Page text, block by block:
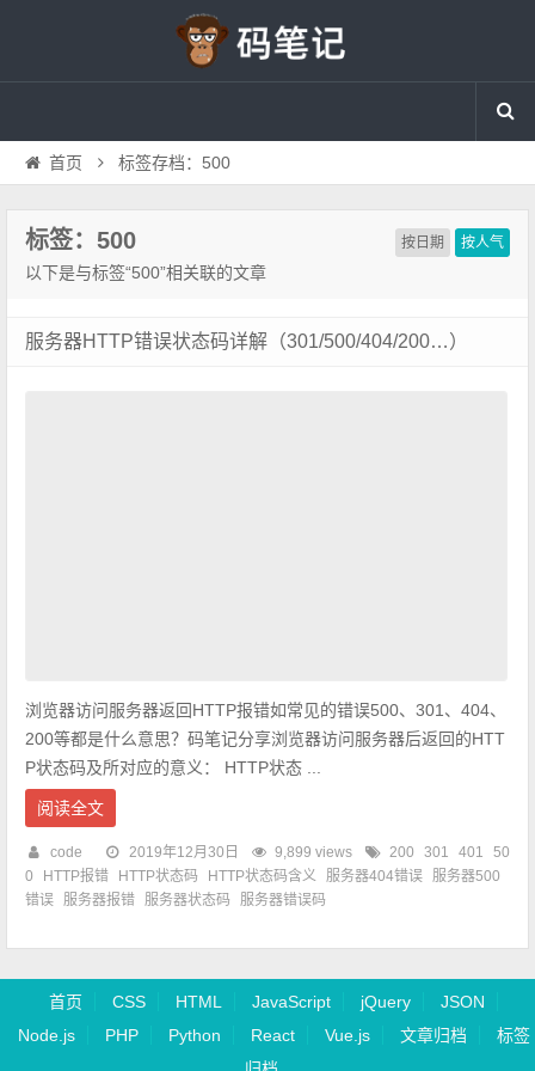
首页 标签存档：500
按日期 按人气
标签：500
以下是与标签“500”相关联的文章
服务器HTTP错误状态码详解（301/500/404/200…）
浏览器访问服务器返回HTTP报错如常见的错误500、301、404、
200等都是什么意思？码笔记分享浏览器访问服务器后返回的HTT
P状态码及所对应的意义： HTTP状态 ...
阅读全文
code 2019年12月30日 9,899 views 200 301 401
50
0
HTTP报错 HTTP状态码 HTTP状态码含义 服务器404错误 服务器500
错误 服务器报错 服务器状态码 服务器错误码
首页 CSS HTML JavaScript jQuery
JSON
Node.js
PHP Python React Vue.js 文章归档
标签